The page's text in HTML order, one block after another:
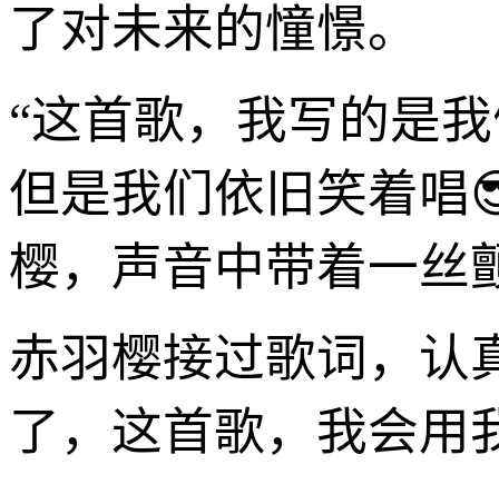
了对未来的憧憬。
“这首歌，我写的是
但是我们依旧笑着唱
樱，声音中带着一丝
赤羽樱接过歌词，认
了，这首歌，我会用